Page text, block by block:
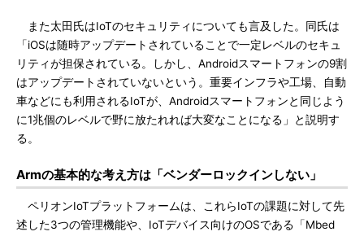
また太田氏はIoTのセキュリティについても言及した。同氏は
「iOSは随時アップデートされていることで一定レベルのセキュ
リティが担保されている。しかし、Androidスマートフォンの9割
はアップデートされていないという。重要インフラや工場、自動
車などにも利用されるIoTが、Androidスマートフォンと同じよう
に1兆個のレベルで野に放たれれば大変なことになる」と説明す
る。
Armの基本的な考え方は「ベンダーロックインしない」
ペリオンIoTプラットフォームは、これらIoTの課題に対して先
述した3つの管理機能や、IoTデバイス向けのOSである「Mbed